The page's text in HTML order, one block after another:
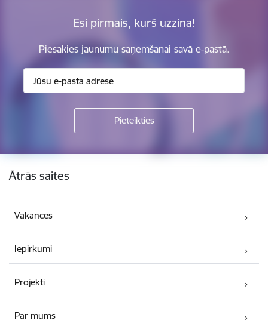
Esi pirmais, kurš uzzina!
Piesakies jaunumu saņemšanai savā e-pastā.
Kājene
Ātrās saites
Vakances
Iepirkumi
Projekti
Par mums